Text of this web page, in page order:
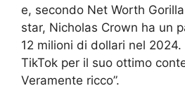
e, secondo Net Worth
star, Nicholas Crown ha un
12 milioni di dollari nel 2024.
TikTok per il suo ottimo
Veramente ricco”.